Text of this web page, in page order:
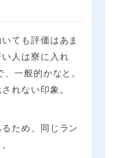
ても評価はあま
人は寮に入れ
一般的かなと。
れない印象。
ため、同じラン